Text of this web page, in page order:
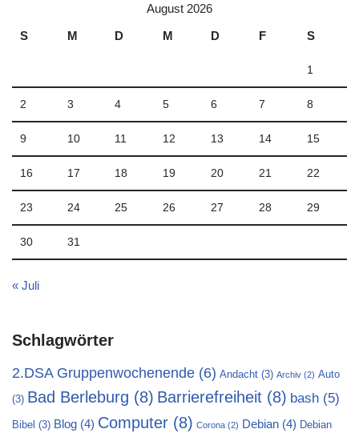
August 2026
S
M D M D F S
1
2 3 4 5 6 7 8
9 10 11 12 13 14 15
16 17 18 19 20 21 22
23 24 25 26 27 28 29
30 31
« Juli
Schlagwörter
2.DSA Gruppenwochenende (6) Andacht (3) Archiv (2) Auto
(3) Bad Berleburg (8) Barrierefreiheit (8) bash (5)
Bibel (3) Blog (4) Computer (8) Corona (2) Debian (4) Debian